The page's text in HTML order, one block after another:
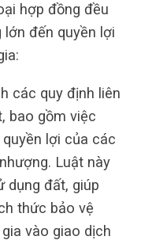
hợp đồng đều
đến quyền lợi
các quy định liên
bao gồm việc
lợi của các
Luật này
dụng đất, giúp
thức bảo vệ
vào giao dịch